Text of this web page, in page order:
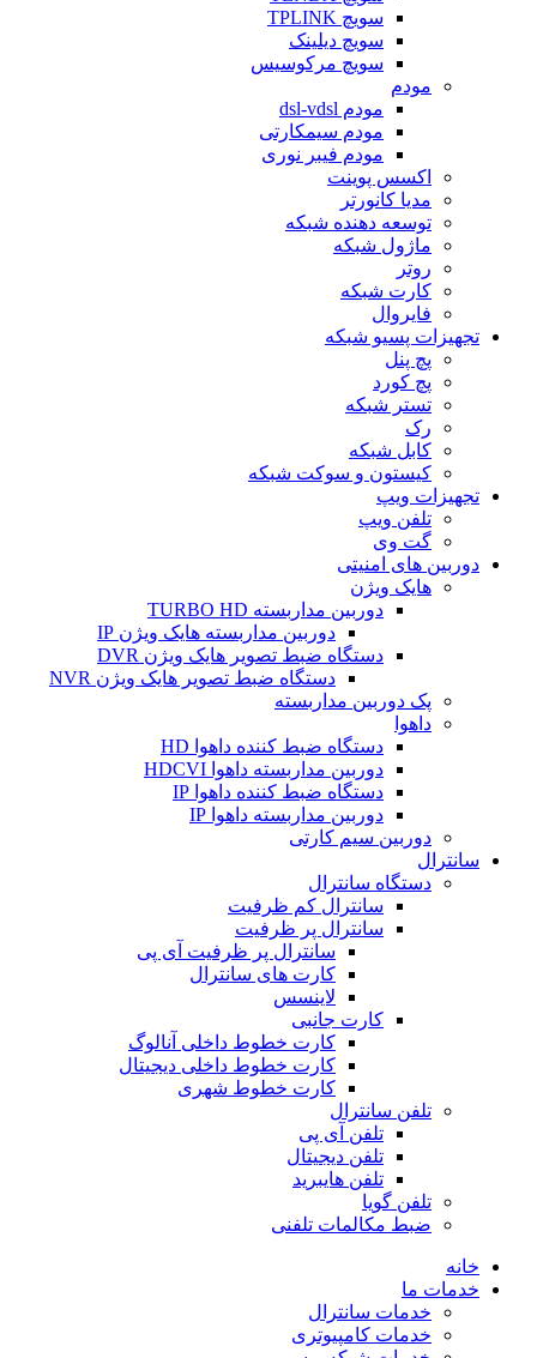
سویچ TPLINK
سویچ دیلینک
سویچ مرکوسیس
مودم
مودم dsl-vdsl
مودم سیمکارتی
مودم فیبر نوری
اکسس پوینت
مدیا کانورتر
توسعه دهنده شبکه
ماژول شبکه
روتر
کارت شبکه
فایروال
تجهیزات پسیو شبکه
پچ پنل
پچ کورد
تستر شبکه
رک
کابل شبکه
کیستون و سوکت شبکه
تجهیزات ویپ
تلفن ویپ
گت وی
دوربین های امنیتی
هایک ویژن
دوربین مداربسته TURBO HD
دوربین مداربسته هایک ویژن IP
دستگاه ضبط تصویر هایک ویژن DVR
دستگاه ضبط تصویر هایک ویژن NVR
پک دوربین مداربسته
داهوا
دستگاه ضبط کننده داهوا HD
دوربین مداربسته داهوا HDCVI
دستگاه ضبط کننده داهوا IP
دوربین مداربسته داهوا IP
دوربین سیم کارتی
سانترال
دستگاه سانترال
سانترال کم ظرفیت
سانترال پر ظرفیت
سانترال پر ظرفیت آی پی
کارت های سانترال
لاینسس
کارت جانبی
کارت خطوط داخلی آنالوگ
کارت خطوط داخلی دیجیتال
کارت خطوط شهری
تلفن سانترال
تلفن آی پی
تلفن دیجیتال
تلفن هایبرید
تلفن گویا
ضبط مکالمات تلفنی
خانه
خدمات ما
خدمات سانترال
خدمات کامپیوتری